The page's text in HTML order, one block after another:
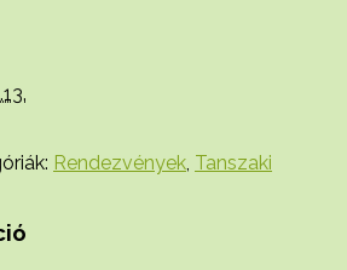
Rendezvények Tanszaki